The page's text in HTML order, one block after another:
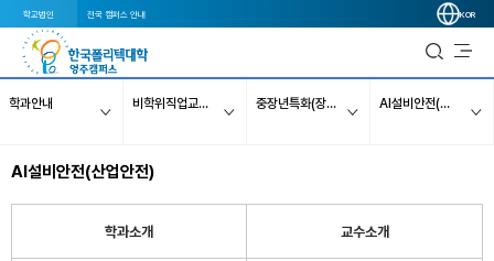
학교법인 전국 캠퍼스 안내 KOR
학과안내 비학위직업교육과정 중장년특화(장기)과정 AI설비안전(산업안전)
AI설비안전(산업안전)
학과소개 교수소개